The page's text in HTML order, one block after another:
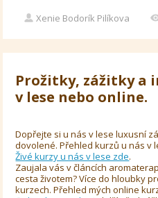
Xenie Bodorík Pilíkova
Prožitky, zážitky a
v lese nebo online.
Dopřejte si u nás v lese luxusní
dovolené. Přehled kurzů u nás v
Živé kurzy u nás v lese zde.
Zaujala vás v článcích
cesta životem? Více do hloubky
kurzech. Přehled mých online